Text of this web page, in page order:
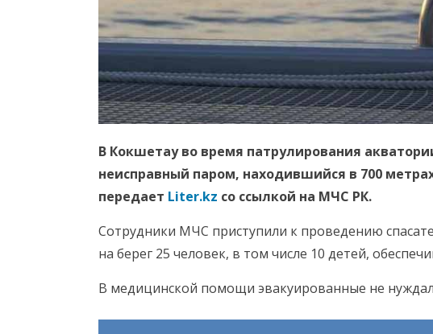
В Кокшетау во время патрулирования
неисправный паром, находившийся в 700
передает Liter.kz со ссылкой на МЧС РК.
Сотрудники МЧС приступили к проведению
на берег 25 человек, в том числе 10 детей,
В медицинской помощи эвакуированные не